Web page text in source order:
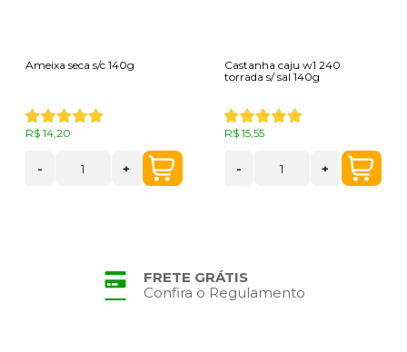
Ameixa seca s/c 140g
R$ 14,20
- +
Castanha caju w1 240
torrada s/ sal 140g
R$ 15,55
- +
FRETE GRÁTIS
Confira o Regulamento